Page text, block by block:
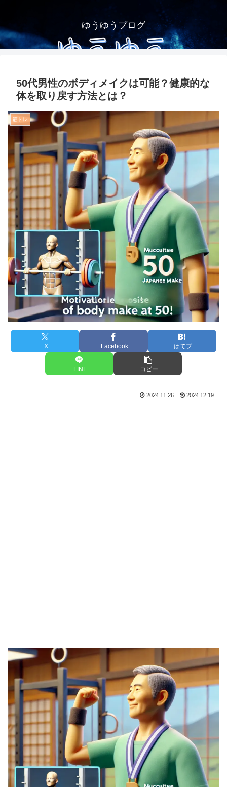
ゆうゆうブログ
50代男性のボディメイクは可能？健康的な
体を取り戻す方法とは？
筋トレ
X Facebook はてブ
LINE コピー
2024.11.26 2024.12.19